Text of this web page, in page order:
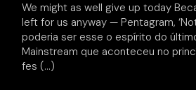
We might as well give up today
left for us anyway — Pentagram,
poderia ser esse o espírito do
Mainstream que aconteceu no
fes